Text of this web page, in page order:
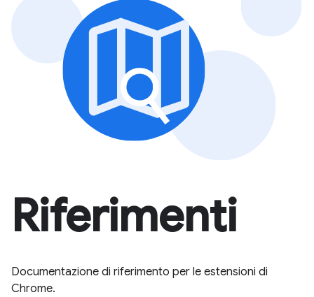
Riferimenti
Documentazione di riferimento per le estensioni di
Chrome.